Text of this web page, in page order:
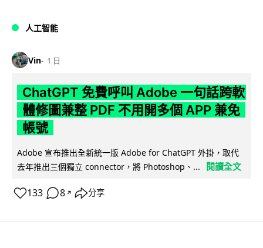
人工智能
Vin 1 日
ChatGPT 免費呼叫 Adobe 一句話跨軟
體修圖兼整 PDF 不用開多個 APP 兼免
帳號
Adobe 宣布推出全新統一版 Adobe for ChatGPT 外掛，取代
去年推出三個獨立 connector，將 Photoshop、...
閱讀全文
133 8 ↗ 分享